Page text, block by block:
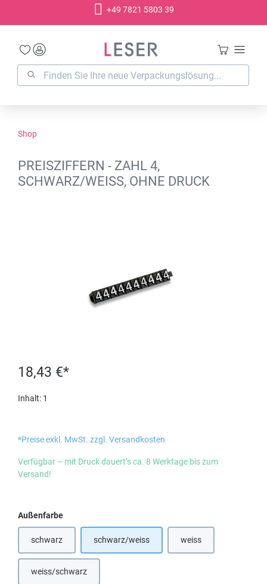
+49 7821 5803 39
Shop
PREISZIFFERN - ZAHL 4,
SCHWARZ/WEISS, OHNE DRUCK
18,43 €*
Inhalt: 1
*Preise exkl. MwSt. zzgl. Versandkosten
Verfügbar – mit Druck dauert’s ca. 8 Werktage bis zum
Versand!
Außenfarbeauswählen
schwarz(Diese Option ist zurzeit nicht verfügbar.)
schwarz/weiss weiss(Diese Option ist
weiss/schwarz